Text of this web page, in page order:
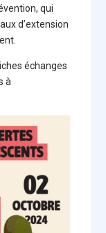
qui
d’extension
échanges
à